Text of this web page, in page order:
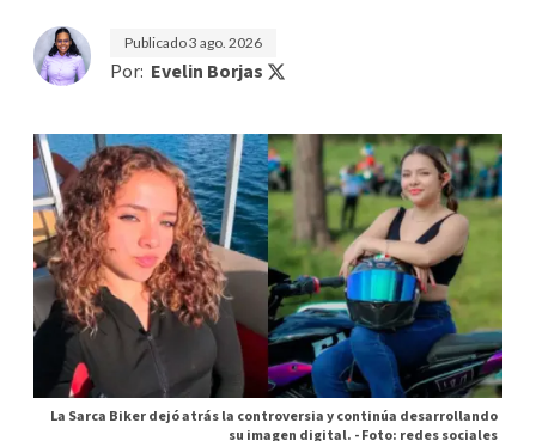
Publicado3 ago. 2026
Por: Evelin Borjas
La Sarca Biker dejó atrás la controversia y continúa desarrollando
su imagen digital. -Foto: redes sociales